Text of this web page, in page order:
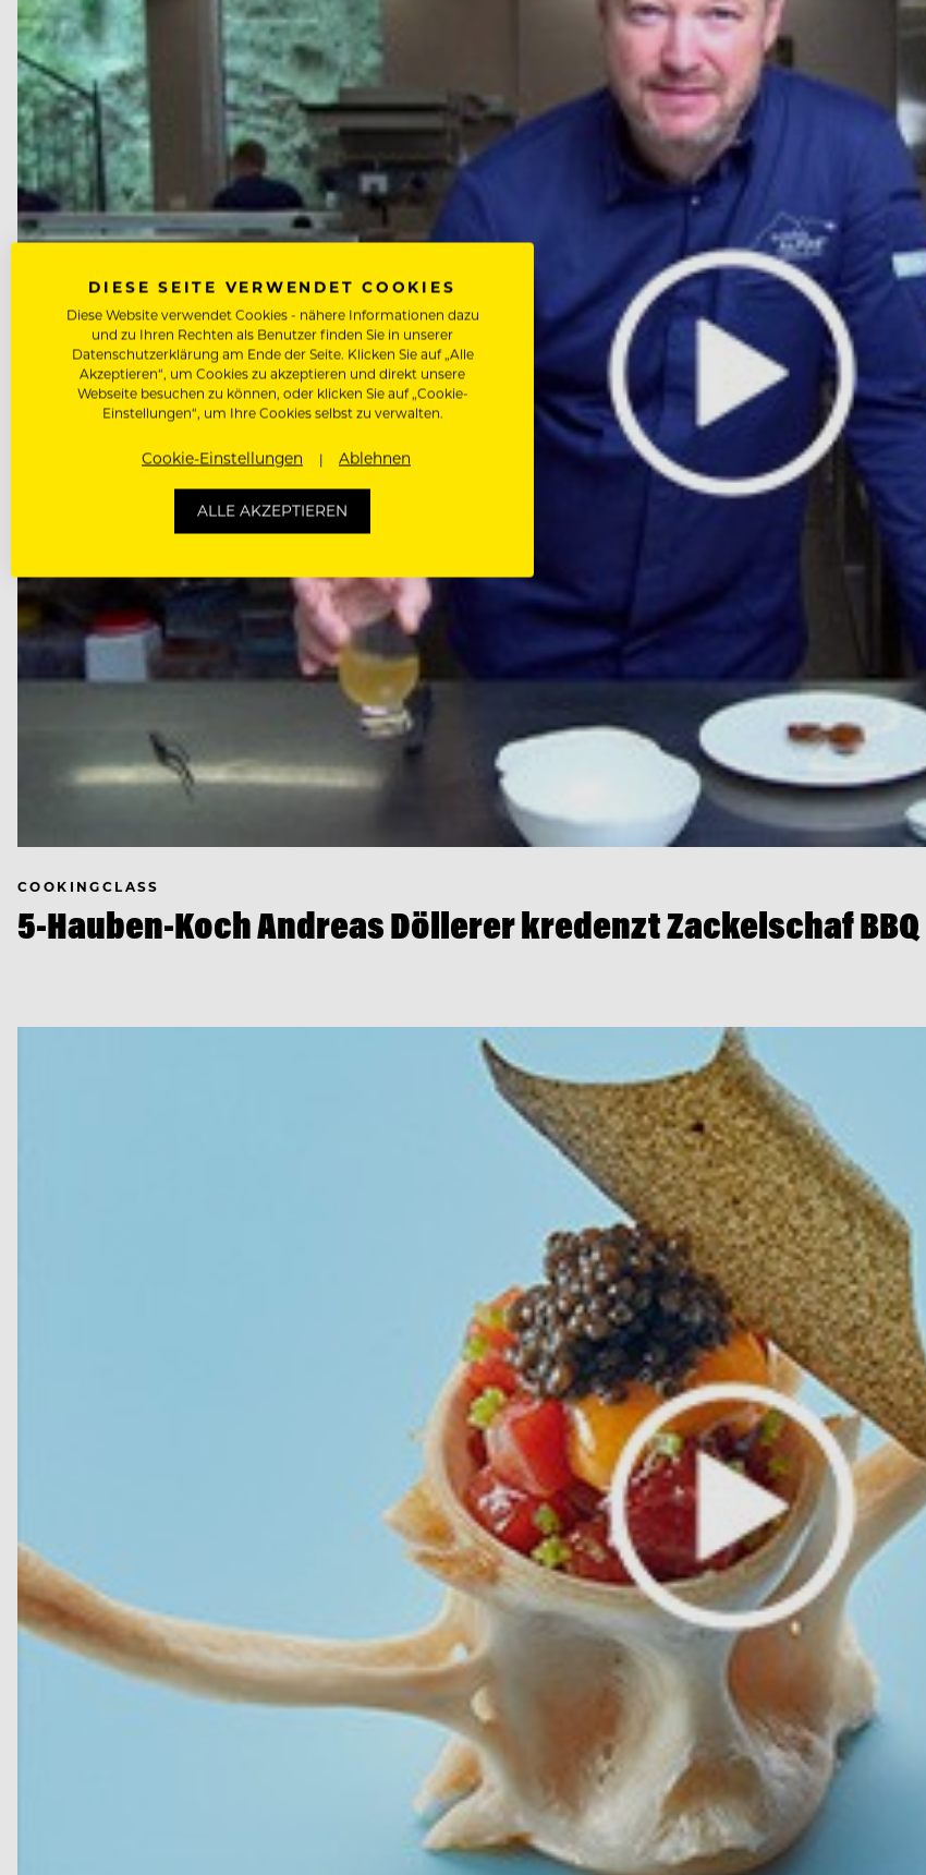
COOKINGCLASS
5-Hauben-Koch Andreas Döllerer kredenzt Zackelschaf BBQ
DIESE SEITE VERWENDET COOKIES
Diese Website verwendet Cookies - nähere Informationen dazu
und zu Ihren Rechten als Benutzer finden Sie in unserer
Datenschutzerklärung am Ende der Seite. Klicken Sie auf „Alle
Akzeptieren“, um Cookies zu akzeptieren und direkt unsere
Webseite besuchen zu können, oder klicken Sie auf „Cookie-
Einstellungen“, um Ihre Cookies selbst zu verwalten.
Cookie-Einstellungen Ablehnen
ALLE AKZEPTIEREN